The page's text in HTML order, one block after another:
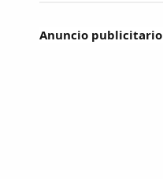
Anuncio publicitario